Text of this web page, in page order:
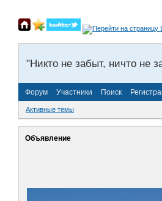
"Никто не забыт, ничто не
Форум Участники Поиск
Активные темы
Объявление